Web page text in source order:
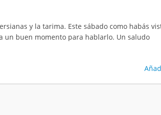
y la tarima. Este sábado como habás
un buen momento para hablarlo. Un saludo